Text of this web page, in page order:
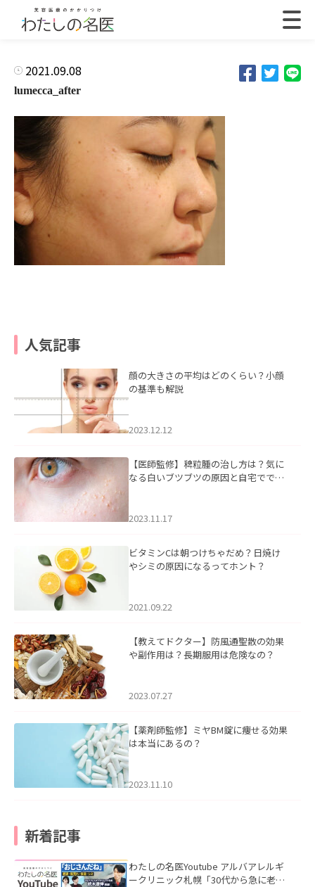
2021.09.08
lumecca_after
人気記事
顔の大きさの平均はどのくらい？小顔
の基準も解説
2023.12.12
【医師監修】稗粒腫の治し方は？気に
なる白いブツブツの原因と自宅ででき
2023.11.17
ビタミンCは朝つけちゃだめ？日焼け
やシミの原因になるってホント？
2021.09.22
【教えてドクター】防風通聖散の効果
や副作用は？長期服用は危険なの？
2023.07.27
【薬剤師監修】ミヤBM錠に痩せる効果
は本当にあるの？
2023.11.10
新着記事
わたしの名医Youtube アルバアレルギ
ークリニック札幌「30代から急に老け